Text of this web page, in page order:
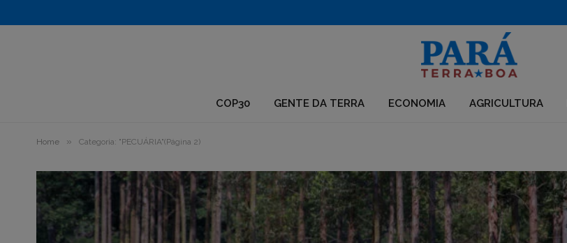
COP30 GENTE DA TERRA ECONOMIA AGRICULTURA
Home » Categoria: "PECUÁRIA"(Página 2)